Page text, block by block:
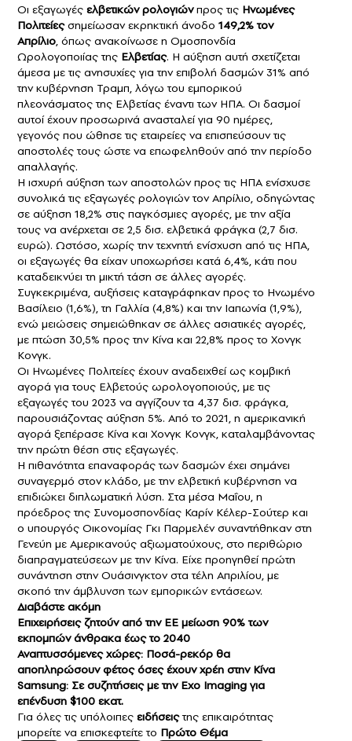
Οι εξαγωγές ελβετικών ρολογιώνπρος τις Ηνωμένες
Πολιτείεςσημείωσαν εκρηκτική άνοδο 149,2% τον
Απρίλιο, όπως ανακοίνωσε η Ομοσπονδία
Ωρολογοποιίας της Ελβετίας. Η αύξηση αυτή σχετίζεται
άμεσα με τις ανησυχίες για την επιβολή δασμών 31% από
την κυβέρνηση Τραμπ, λόγω του εμπορικού
πλεονάσματος της Ελβετίας έναντι των ΗΠΑ. Οι δασμοί
αυτοί έχουν προσωρινά ανασταλεί για 90 ημέρες,
γεγονός που ώθησε τις εταιρείες να επισπεύσουν τις
αποστολές τους ώστε να επωφεληθούν από την περίοδο
απαλλαγής.
Η ισχυρή αύξηση των αποστολών προς τις ΗΠΑ ενίσχυσε
συνολικά τις εξαγωγές ρολογιών τον Απρίλιο, οδηγώντας
σε αύξηση 18,2% στις παγκόσμιες αγορές, με την αξία
τους να ανέρχεται σε 2,5 δισ. ελβετικά φράγκα (2,7 δισ.
ευρώ). Ωστόσο, χωρίς την τεχνητή ενίσχυση από τις ΗΠΑ,
οι εξαγωγές θα είχαν υποχωρήσει κατά 6,4%, κάτι που
καταδεικνύει τη μικτή τάση σε άλλες αγορές.
Συγκεκριμένα, αυξήσεις καταγράφηκαν προς το Ηνωμένο
Βασίλειο (1,6%), τη Γαλλία (4,8%) και την Ιαπωνία (1,9%),
ενώ μειώσεις σημειώθηκαν σε άλλες ασιατικές αγορές,
με πτώση 30,5% προς την Κίνα και 22,8% προς το Χονγκ
Κονγκ.
Οι Ηνωμένες Πολιτείες έχουν αναδειχθεί ως κομβική
αγορά για τους Ελβετούς ωρολογοποιούς, με τις
εξαγωγές του 2023 να αγγίζουν τα 4,37 δισ. φράγκα,
παρουσιάζοντας αύξηση 5%. Από το 2021, η αμερικανική
αγορά ξεπέρασε Κίνα και Χονγκ Κονγκ, καταλαμβάνοντας
την πρώτη θέση στις εξαγωγές.
Η πιθανότητα επαναφοράς των δασμών έχει σημάνει
συναγερμό στον κλάδο, με την ελβετική κυβέρνηση να
επιδιώκει διπλωματική λύση. Στα μέσα Μαΐου, η
πρόεδρος της Συνομοσπονδίας Καρίν Κέλερ-Σούτερ και
ο υπουργός Οικονομίας Γκι Παρμελέν συναντήθηκαν στη
Γενεύη με Αμερικανούς αξιωματούχους, στο περιθώριο
διαπραγματεύσεων με την Κίνα. Είχε προηγηθεί πρώτη
συνάντηση στην Ουάσινγκτον στα τέλη Απριλίου, με
σκοπό την άμβλυνση των εμπορικών εντάσεων.
Διαβάστε ακόμη
Επιχειρήσεις ζητούν από την ΕΕ μείωση 90% των
εκπομπών άνθρακα έως το 2040
Αναπτυσσόμενες χώρες: Ποσά-ρεκόρ θα
αποπληρώσουν φέτος όσες έχουν χρέη στην Κίνα
Samsung: Σε συζητήσεις με την Exo Imaging για
επένδυση $100 εκατ.
Για όλες τις υπόλοιπες ειδήσειςτης επικαιρότητας
μπορείτε να επισκεφτείτε το Πρώτο Θέμα